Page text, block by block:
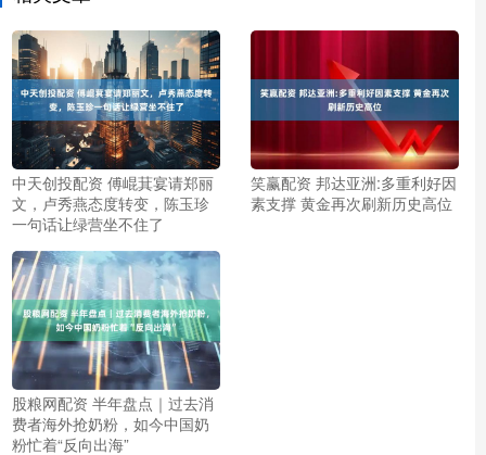
中天创投配资 傅崐萁宴请郑丽
文，卢秀燕态度转变，陈玉珍
一句话让绿营坐不住了
笑赢配资 邦达亚洲:多重利好因
素支撑 黄金再次刷新历史高位
股粮网配资 半年盘点｜过去消
费者海外抢奶粉，如今中国奶
粉忙着“反向出海”